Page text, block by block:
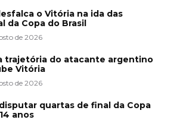
o Vitória na ida das
da Copa do Brasil
de 2026
trajetória do atacante argentino
Vitória
de 2026
quartas de final da Copa
anos